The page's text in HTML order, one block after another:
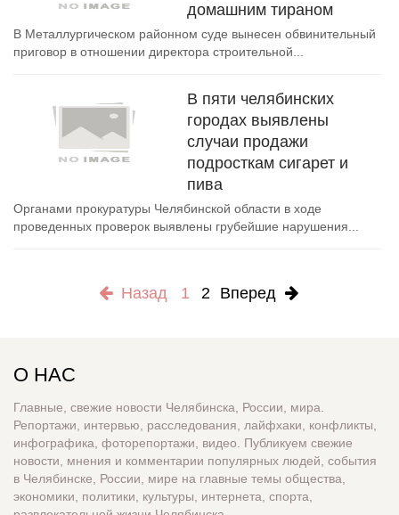
домашним тираном
В Металлургическом районном суде вынесен обвинительный
приговор в отношении директора строительной...
В пяти челябинских
городах выявлены
случаи продажи
подросткам сигарет и
пива
Органами прокуратуры Челябинской области в ходе
проведенных проверок выявлены грубейшие нарушения...
Назад 1 2 Вперед
О НАС
Главные, свежие новости Челябинска, России, мира.
Репортажи, интервью, расследования, лайфхаки, конфликты,
инфографика, фоторепортажи, видео. Публикуем свежие
новости, мнения и комментарии популярных людей, события
в Челябинске, России, мире на главные темы общества,
экономики, политики, культуры, интернета, спорта,